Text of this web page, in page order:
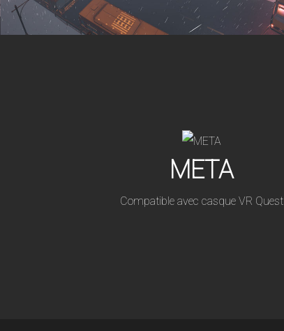
META
Compatible avec casque VR Quest